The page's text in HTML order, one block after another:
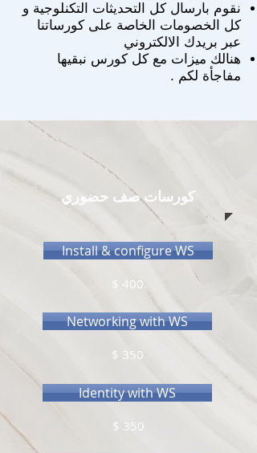
نقوم بارسال كل التحديثات التكنلوجية و
كل الخصومات الخاصة على كورساتنا
عبر بريدك الالكتروني
هنالك ميزات مع كل كورس نبقيها
مفاجأة لكم .
كورسات صف حضوري
Install & configure WS
$ 400
Networking with WS
$ 350
Identity with WS
$ 350